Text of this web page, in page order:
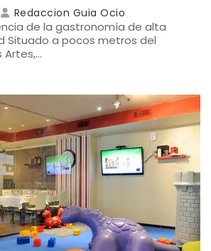
Redaccion Guia Ocio
de la gastronomía de alta
Situado a pocos metros del
Artes,…